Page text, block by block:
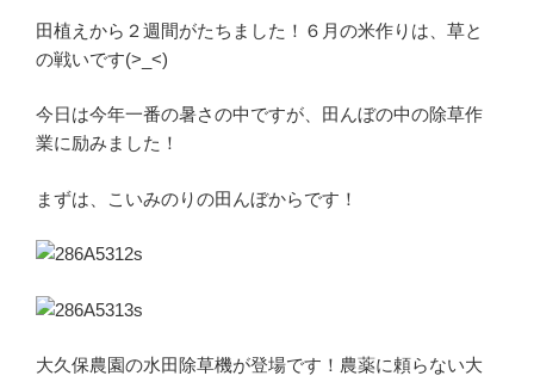
田植えから２週間がたちました！６月の米作りは、草と
の戦いです(>_<)
今日は今年一番の暑さの中ですが、田んぼの中の除草作
業に励みました！
まずは、こいみのりの田んぼからです！
大久保農園の水田除草機が登場です！農薬に頼らない大